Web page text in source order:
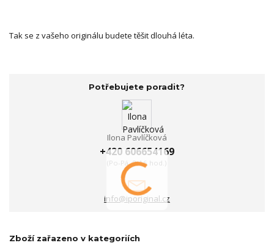
Tak se z vašeho originálu budete těšit dlouhá léta.
Potřebujete poradit?
Ilona Pavlíčková
+420 606654169
(Po-Pá, 8-16 hod.)
info@iporiginal.cz
Zboží zařazeno v kategoriích